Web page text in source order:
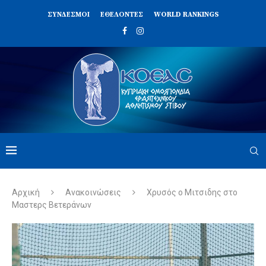
ΣΥΝΔΈΣΜΟΙ ΕΘΕΛΟΝΤΈΣ WORLD RANKINGS
Αρχική Ανακοινώσεις
Χρυσός ο Μιτσιδης στο
Μαστερς Βετεράνων